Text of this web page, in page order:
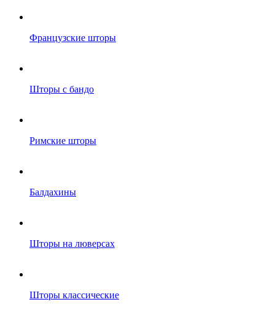
Французские шторы
Шторы с бандо
Римские шторы
Балдахины
Шторы на люверсах
Шторы классические